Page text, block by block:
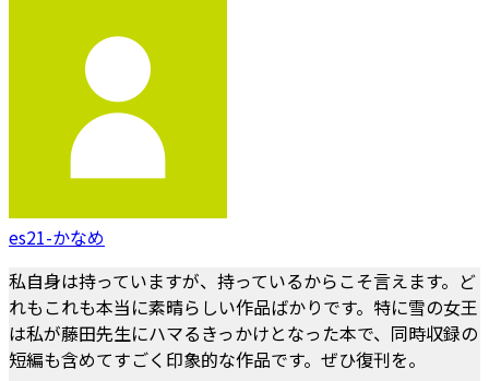
es21-かなめ
私自身は持っていますが、持っているからこそ言えます。ど
れもこれも本当に素晴らしい作品ばかりです。特に雪の女王
は私が藤田先生にハマるきっかけとなった本で、同時収録の
短編も含めてすごく印象的な作品です。ぜひ復刊を。